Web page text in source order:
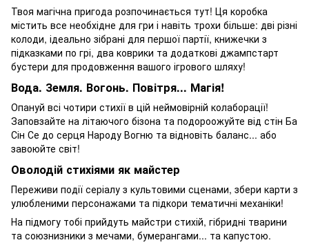
Твоя магічна пригода розпочинається тут! Ця коробка
містить все необхідне для гри і навіть трохи більше: дві різні
колоди, ідеально зібрані для першої партії, книжечки з
підказками по грі, два коврики та додаткові джампстарт
бустери для продовження вашого ігрового шляху!
Вода. Земля. Вогонь. Повітря... Магія!
Опануй всі чотири стихії в цій неймовірній колаборації!
Заповзайте на літаючого бізона та подороожуйте від стін Ба
Сін Се до серця Народу Вогню та відновіть баланс... або
завоюйте світ!
Оволодій стихіями як майстер
Переживи події серіалу з культовими сценами, збери карти з
улюбленими персонажами та підкори тематичні механіки!
На підмогу тобі прийдуть майстри стихій, гібридні тварини
та союзнизники з мечами, бумерангами... та капустою.